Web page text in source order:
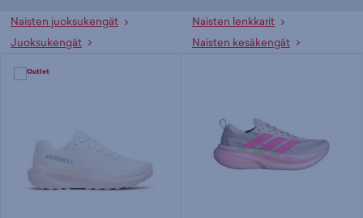
Naisten juoksukengät
Naisten lenkkarit
Juoksukengät
Naisten kesäkengät